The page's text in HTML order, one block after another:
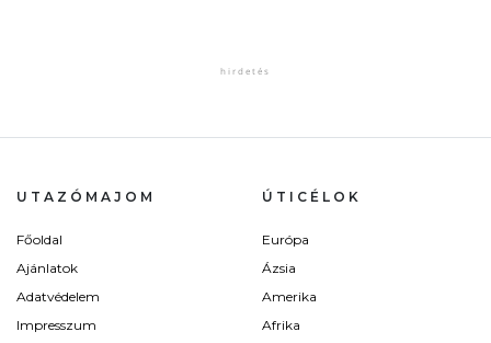
UTAZÓMAJOM
Főoldal
Ajánlatok
Adatvédelem
Impresszum
ÚTICÉLOK
Európa
Ázsia
Amerika
Afrika